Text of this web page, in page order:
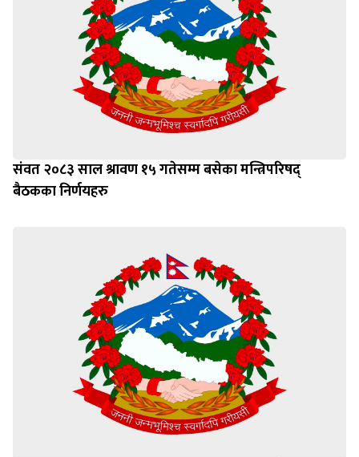
संवत २०८३ साल श्रावण १५ गतेसम्म बसेका मन्त्रिपरिषद्
बैठकका निर्णयहरु